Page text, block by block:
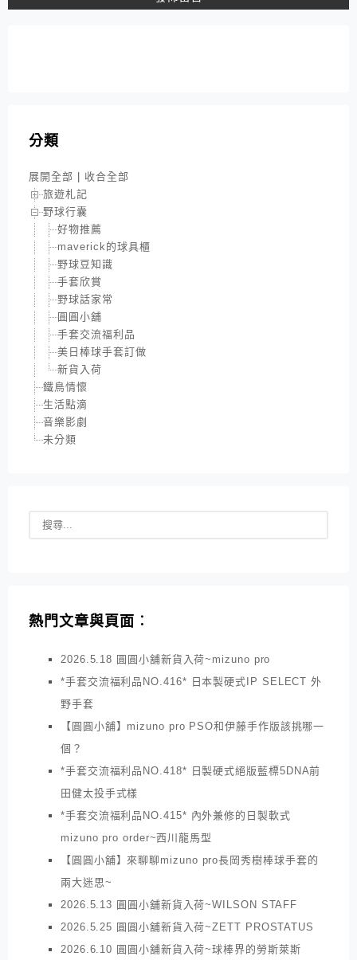
分類
展開全部
收合全部
旅遊札記
野球行囊
好物推薦
maverick的球具櫃
野球豆知識
手套欣賞
野球話家常
圓圓小舖
手套交流福利品
美日棒球手套訂做
新貨入荷
鐵鳥情懷
生活點滴
音樂影劇
未分類
熱門文章與頁面︰
2026.5.18 圓圓小舖新貨入荷~mizuno pro
*手套交流福利品NO.416* 日本製硬式IP SELECT 外
野手套
【圓圓小舖】mizuno pro PSO和伊藤手作版該挑哪一
個？
*手套交流福利品NO.418* 日製硬式絕版藍標5DNA前
田健太投手式樣
*手套交流福利品NO.415* 內外兼修的日製軟式
mizuno pro order~西川龍馬型
【圓圓小舖】來聊聊mizuno pro長岡秀樹棒球手套的
兩大迷思~
2026.5.13 圓圓小舖新貨入荷~WILSON STAFF
2026.5.25 圓圓小舖新貨入荷~ZETT PROSTATUS
2026.6.10 圓圓小舖新貨入荷~球棒界的勞斯萊斯